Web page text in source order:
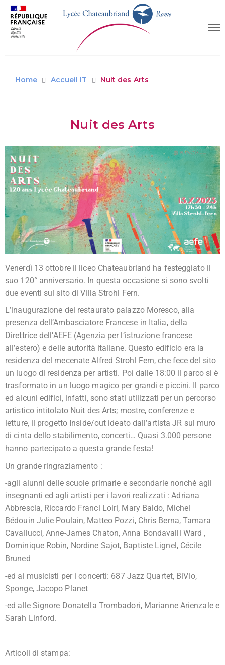
Home Accueil IT Nuit des Arts
Nuit des Arts
Venerdì 13 ottobre il liceo Chateaubriand ha festeggiato il
suo 120° anniversario. In questa occasione si sono svolti
due eventi sul sito di Villa Strohl Fern.
L’inaugurazione del restaurato palazzo Moresco, alla
presenza dell’Ambasciatore Francese in Italia, della
Direttrice dell’AEFE (Agenzia per l’istruzione francese
all’estero) e delle autorità italiane. Questo edificio era la
residenza del mecenate Alfred Strohl Fern, che fece del sito
un luogo di residenza per artisti. Poi dalle 18:00 il parco si è
trasformato in un luogo magico per grandi e piccini. Il parco
ed alcuni edifici, infatti, sono stati utilizzati per un percorso
artistico intitolato Nuit des Arts; mostre, conferenze e
letture, il progetto Inside/out ideato dall’artista JR sul muro
di cinta dello stabilimento, concerti… Quasi 3.000 persone
hanno partecipato a questa grande festa!
Un grande ringraziamento :
-agli alunni delle scuole primarie e secondarie nonché agli
insegnanti ed agli artisti per i lavori realizzati : Adriana
Abbrescia, Riccardo Franci Loiri, Mary Baldo, Michel
Bédouin Julie Poulain, Matteo Pozzi, Chris Berna, Tamara
Cavallucci, Anne-James Chaton, Anna Bondavalli Ward ,
Dominique Robin, Nordine Sajot, Baptiste Lignel, Cécile
Bruned
-ed ai musicisti per i concerti: 687 Jazz Quartet, BiVio,
Sponge, Jacopo Planet
-ed alle Signore Donatella Trombadori, Marianne Arienzale e
Sarah Linford.
Articoli di stampa: